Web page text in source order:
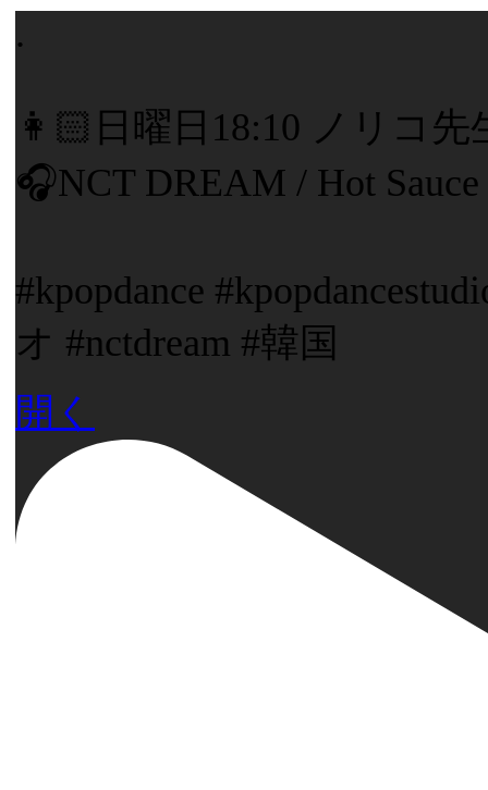
.
👩🏻日曜日18:10 ノリコ
🎧NCT DREAM / Hot Sauce
#kpopdance
オ #nctdream #韓国
開く